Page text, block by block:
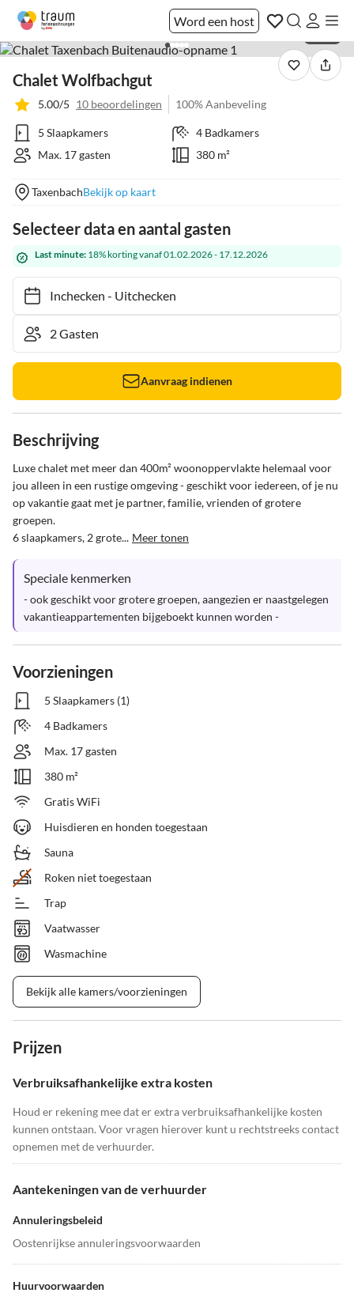
Word een host
Chalet Wolfbachgut
5.00/5 10 beoordelingen 100% Aanbeveling
5 Slaapkamers
4 Badkamers
Max. 17 gasten
380 m²
TaxenbachBekijk op kaart
Selecteer data en aantal gasten
Last minute: 18% korting vanaf 01.02.2026 - 17.12.2026
Inchecken- Uitchecken
Aanvraag indienen
Beschrijving
Luxe chalet met meer dan 400m² woonoppervlakte helemaal voor
jou alleen in een rustige omgeving - geschikt voor iedereen, of je nu
op vakantie gaat met je partner, familie, vrienden of grotere
groepen.
6 slaapkamers, 2 grote... Meer tonen
Speciale kenmerken
- ook geschikt voor grotere groepen, aangezien er naastgelegen
vakantieappartementen bijgeboekt kunnen worden -
Voorzieningen
5 Slaapkamers (1)
4 Badkamers
Max. 17 gasten
380 m²
Gratis WiFi
Huisdieren en honden toegestaan
Sauna
Roken niet toegestaan
Trap
Vaatwasser
Wasmachine
Bekijk alle kamers/voorzieningen
Prijzen
Verbruiksafhankelijke extra kosten
Houd er rekening mee dat er extra verbruiksafhankelijke kosten
kunnen ontstaan. Voor vragen hierover kunt u rechtstreeks contact
opnemen met de verhuurder.
Aantekeningen van de verhuurder
Annuleringsbeleid
Oostenrijkse annuleringsvoorwaarden
Huurvoorwaarden